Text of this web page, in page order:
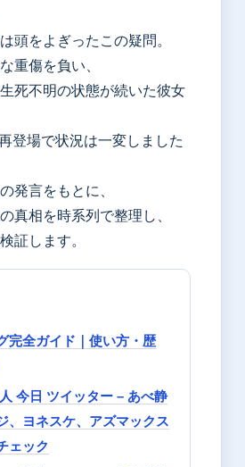
頭をよぎったこの疑問。
重傷を負い、
死不明の状態が続いた彼女
登場で状況は一変しました
発言をもとに、
真相を時系列で整理し、
証します。
完全ガイド｜使い方・歴
今日 ツイッター – あべ静
、ヨネスケ、アズマックス
ェック